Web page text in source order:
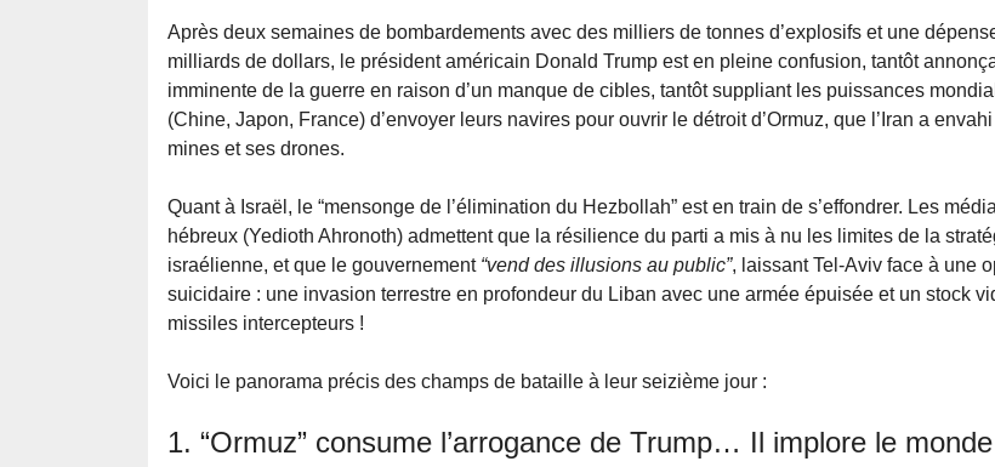
Après deux semaines de bombardements avec des milliers de tonnes d’explosifs et une
milliards de dollars, le président américain Donald Trump est en pleine confusion, tantôt
imminente de la guerre en raison d’un manque de cibles, tantôt suppliant les puissances
(Chine, Japon, France) d’envoyer leurs navires pour ouvrir le détroit d’Ormuz, que l’Iran a
mines et ses drones.
Quant à Israël, le “mensonge de l’élimination du Hezbollah” est en train de s’effondrer. Les
hébreux (Yedioth Ahronoth) admettent que la résilience du parti a mis à nu les limites de la
israélienne, et que le gouvernement “vend des illusions au public”, laissant Tel-Aviv face à une
suicidaire : une invasion terrestre en profondeur du Liban avec une armée épuisée et un stock
missiles intercepteurs !
Voici le panorama précis des champs de bataille à leur seizième jour :
1. “Ormuz” consume l’arrogance de Trump… Il implore le monde